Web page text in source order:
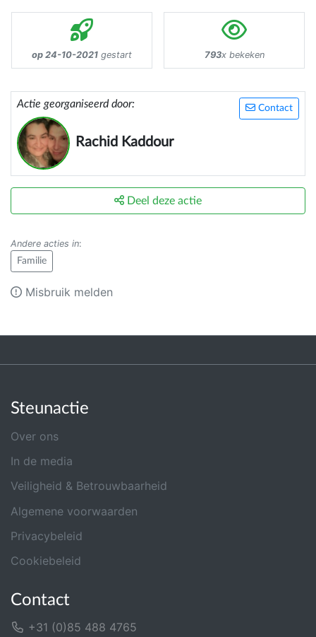
op 24-10-2021 gestart 793x bekeken
Contact
Actie georganiseerd door:
Rachid Kaddour
Deel deze actie
Andere acties in:
Familie
Misbruik melden
Steunactie
Over ons
In de media
Veiligheid & Betrouwbaarheid
Algemene voorwaarden
Privacybeleid
Cookiebeleid
Contact
+31 (0)85 488 4765